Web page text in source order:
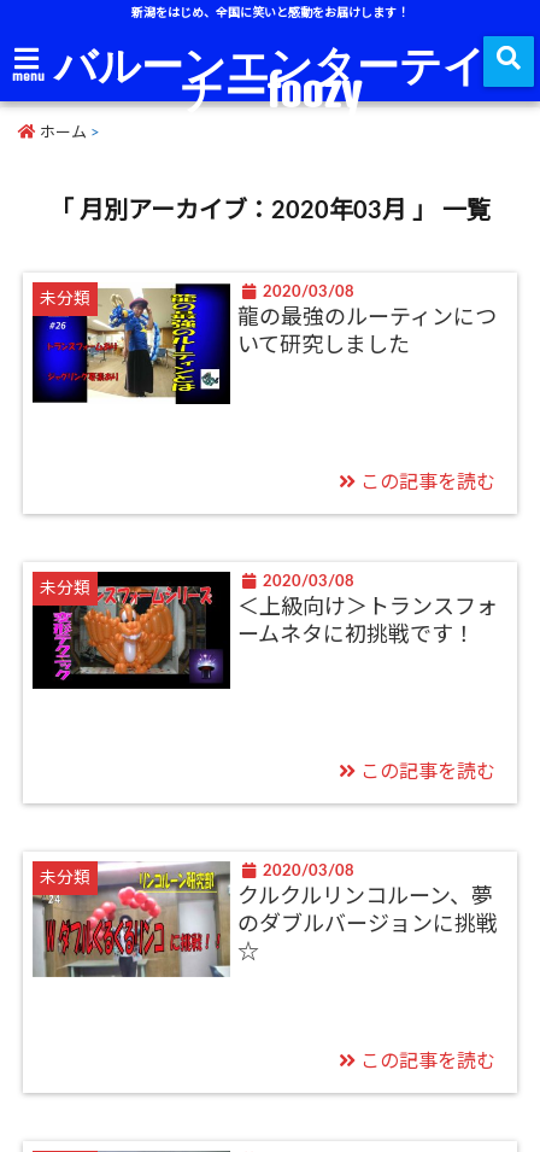
新潟をはじめ、全国に笑いと感動をお届けします！
menu バルーンエンターテイ
ナーfoozy
ホーム >
「 月別アーカイブ：2020年03月 」 一覧
未分類 2020/03/08
龍の最強のルーティンにつ
いて研究しました
この記事を読む
未分類 2020/03/08
＜上級向け＞トランスフォ
ームネタに初挑戦です！
この記事を読む
未分類 2020/03/08
クルクルリンコルーン、夢
のダブルバージョンに挑戦
☆
この記事を読む